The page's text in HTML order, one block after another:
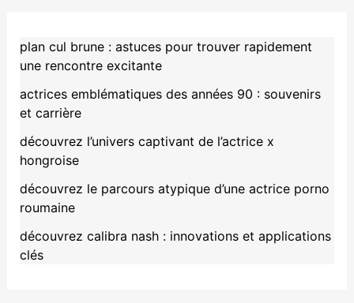
plan cul brune : astuces pour trouver rapidement
une rencontre excitante
actrices emblématiques des années 90 : souvenirs
et carrière
découvrez l’univers captivant de l’actrice x
hongroise
découvrez le parcours atypique d’une actrice porno
roumaine
découvrez calibra nash : innovations et applications
clés